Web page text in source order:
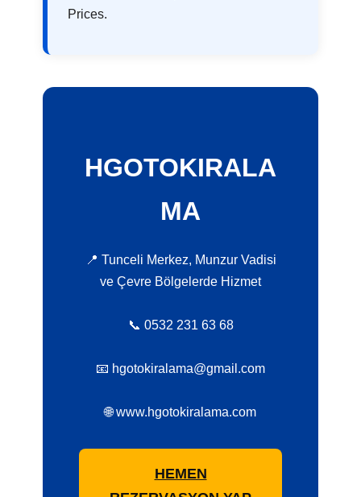
Prices.
HGOTOKIRALA
MA
📍 Tunceli Merkez, Munzur Vadisi
ve Çevre Bölgelerde Hizmet
📞 0532 231 63 68
📧 hgotokiralama@gmail.com
🌐 www.hgotokiralama.com
HEMEN